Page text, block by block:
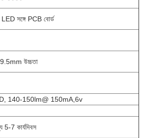
সঙ্গে PCB বোর্ড
9.5mm উচ্চতা
140-150lm@ 150mA,6v
7 কার্যদিবস